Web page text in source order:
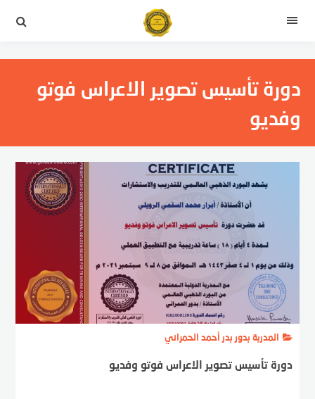
دورة تأسيس تصوير الاعراس فوتو
وفديو
المدربة بدور بدر أحمد الحمراني
دورة تأسيس تصوير الاعراس فوتو وفديو